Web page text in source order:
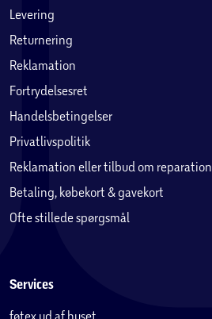
Levering
Returnering
Reklamation
Fortrydelsesret
Handelsbetingelser
Privatlivspolitik
Reklamation eller tilbud om reparation
Betaling, købekort & gavekort
Ofte stillede spørgsmål
Services
føtex ud af huset